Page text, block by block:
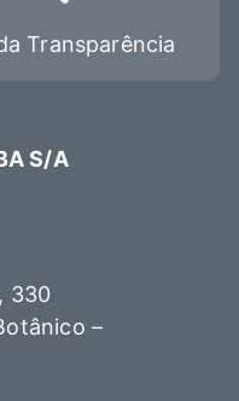
Transparência
S/A
330
–